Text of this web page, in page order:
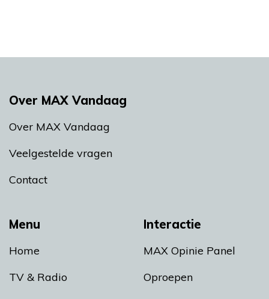
Menu
Home
TV & Radio
Interactie
MAX Opinie Panel
Oproepen
Over MAX Vandaag
Over MAX Vandaag
Veelgestelde vragen
Contact